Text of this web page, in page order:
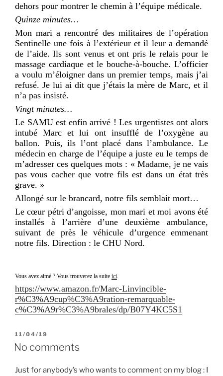
dehors pour montrer le chemin à l’équipe médicale.
Quinze minutes…
Mon mari a rencontré des militaires de l’opération
Sentinelle une fois à l’extérieur et il leur a demandé
de l’aide. Ils sont venus et ont pris le relais pour le
massage cardiaque et le bouche-à-bouche. L’officier
a voulu m’éloigner dans un premier temps, mais j’ai
refusé. Je lui ai dit que j’étais la mère de Marc, et il
n’a pas insisté.
Vingt minutes…
Le SAMU est enfin arrivé ! Les urgentistes ont alors
intubé Marc et lui ont insufflé de l’oxygène au
ballon. Puis, ils l’ont placé dans l’ambulance. Le
médecin en charge de l’équipe a juste eu le temps de
m’adresser ces quelques mots : « Madame, je ne vais
pas vous cacher que votre fils est dans un état très
grave. »
Allongé sur le brancard, notre fils semblait mort…
Le cœur pétri d’angoisse, mon mari et moi avons été
installés à l’arrière d’une deuxième ambulance,
suivant de près le véhicule d’urgence emmenant
notre fils. Direction : le CHU Nord.
Vous avez aimé ? Vous trouverez la suite ici.
https://www.amazon.fr/Marc-Linvincible-
r%C3%A9cup%C3%A9ration-remarquable-
c%C3%A9r%C3%A9brales/dp/B07Y4KC5S1
PUBLIÉ
LE
11/04/19
No comments
Just for anybody’s who wants to comment on my blog : I